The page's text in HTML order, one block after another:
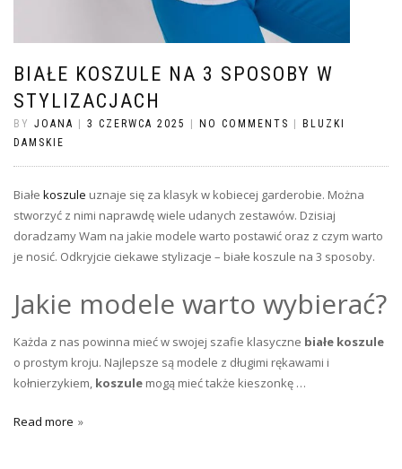
BIAŁE KOSZULE NA 3 SPOSOBY W
STYLIZACJACH
BY JOANA 3 CZERWCA 2025 NO COMMENTS
BLUZKI
DAMSKIE
Białe koszule uznaje się za klasyk w kobiecej garderobie. Można
stworzyć z nimi naprawdę wiele udanych zestawów. Dzisiaj
doradzamy Wam na jakie modele warto postawić oraz z czym warto
je nosić. Odkryjcie ciekawe stylizacje – białe koszule na 3 sposoby.
Jakie modele warto wybierać?
Każda z nas powinna mieć w swojej szafie klasyczne białe koszule
o prostym kroju. Najlepsze są modele z długimi rękawami i
kołnierzykiem, koszule mogą mieć także kieszonkę …
Read more